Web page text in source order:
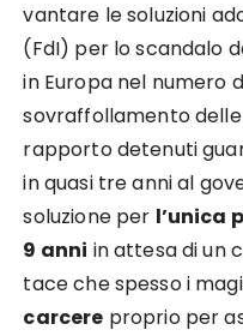
vantare le soluzioni
(FdI) per lo scandalo
in Europa nel numero
sovraffollamento
rapporto detenuti
in quasi tre anni al
soluzione per l’unica
9 anni in attesa di un
tace che spesso i
carcere proprio per